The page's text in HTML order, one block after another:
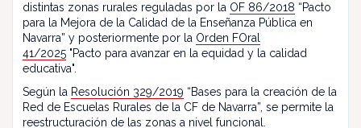
distintas zonas rurales reguladas por la OF 86/2018 “Pacto
para la Mejora de la Calidad de la Enseñanza Pública en
Navarra” y posteriormente por la Orden FOral
41/2025 "Pacto para avanzar en la equidad y la calidad
educativa".
Según la Resolución 329/2019 “Bases para la creación de la
Red de Escuelas Rurales de la CF de Navarra”, se permite la
reestructuración de las zonas a nivel funcional.